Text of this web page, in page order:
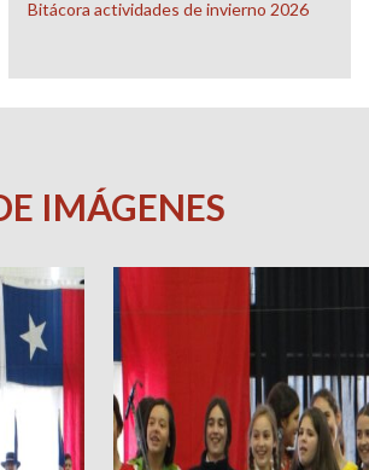
Bitácora actividades de invierno 2026
IMÁGENES